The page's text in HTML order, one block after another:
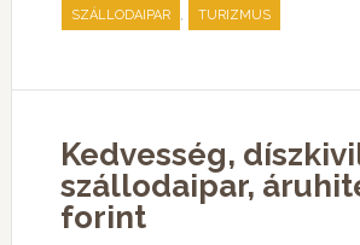
SZÁLLODAIPAR , TURIZMUS
Kedvesség,
szállodaipar,
forint